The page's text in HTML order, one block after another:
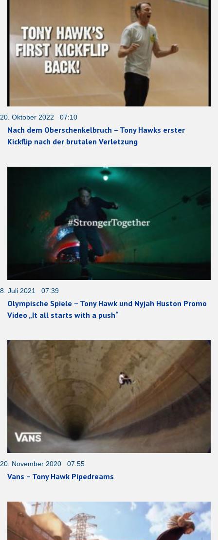
20. Oktober 2022 07:10
Nach dem Oberschenkelbruch – Tony Hawks erster
Kickflip nach der brutalen Verletzung
8. Juli 2021 07:39
Olympische Spiele – Tony Hawk und Nyjah Huston Promo
Video „It all starts with a push“
20. November 2020 07:55
Vans – Tony Hawk Pipedreams